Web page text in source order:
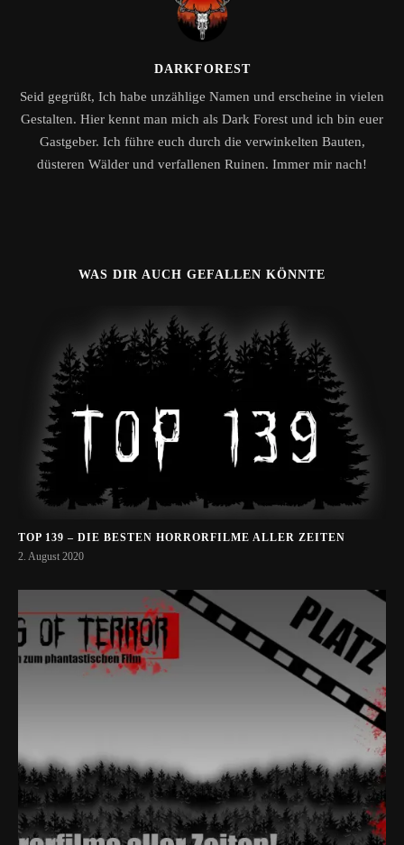
DARKFOREST
Seid gegrüßt, Ich habe unzählige Namen und erscheine in vielen
Gestalten. Hier kennt man mich als Dark Forest und ich bin euer
Gastgeber. Ich führe euch durch die verwinkelten Bauten,
düsteren Wälder und verfallenen Ruinen. Immer mir nach!
WAS DIR AUCH GEFALLEN KÖNNTE
TOP 139 – DIE BESTEN HORRORFILME ALLER ZEITEN
2. August 2020